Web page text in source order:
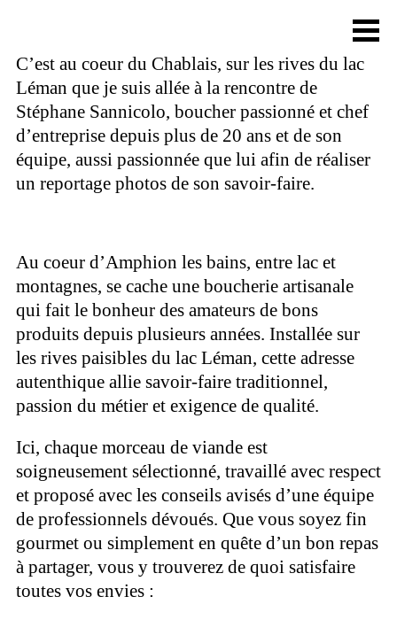
C’est au coeur du Chablais, sur les rives du lac
Léman que je suis allée à la rencontre de
Stéphane Sannicolo, boucher passionné et chef
d’entreprise depuis plus de 20 ans et de son
équipe, aussi passionnée que lui afin de réaliser
un reportage photos de son savoir-faire.
Au coeur d’Amphion les bains, entre lac et
montagnes, se cache une boucherie artisanale
qui fait le bonheur des amateurs de bons
produits depuis plusieurs années. Installée sur
les rives paisibles du lac Léman, cette adresse
autenthique allie savoir-faire traditionnel,
passion du métier et exigence de qualité.
Ici, chaque morceau de viande est
soigneusement sélectionné, travaillé avec respect
et proposé avec les conseils avisés d’une équipe
de professionnels dévoués. Que vous soyez fin
gourmet ou simplement en quête d’un bon repas
à partager, vous y trouverez de quoi satisfaire
toutes vos envies :